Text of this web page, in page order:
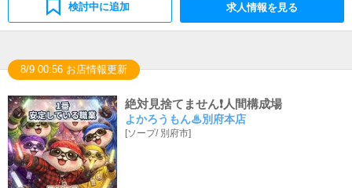
検討中に追加 求人情報を見る
8/9 00:56 お店情報更新
絶対見捨てません❗️人間構成場
よかろうもん♨別府本店
[ソープ/ 別府市]